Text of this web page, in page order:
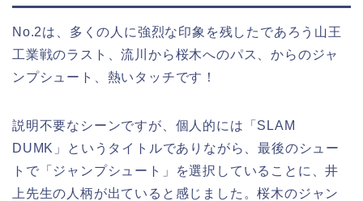
No.2は、多くの人に強烈な印象を残したであろう山王
工業戦のラスト、流川から桜木へのパス、からのジャ
ンプシュート、熱いタッチです！
説明不要なシーンですが、個人的には「SLAM
DUMK」というタイトルでありながら、最後のシュー
トで「ジャンプシュート」を選択していることに、井
上先生の人柄が出ていると感じました。桜木のジャン